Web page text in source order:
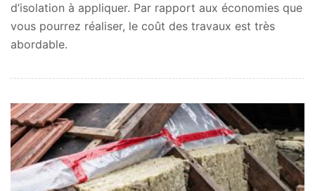
d’isolation à appliquer. Par rapport aux économies que
vous pourrez réaliser, le coût des travaux est très
abordable.